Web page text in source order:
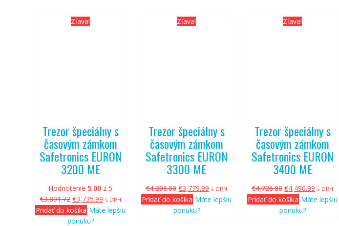
Zľava!
Trezor špeciálny s
časovým zámkom
Safetronics EURON
3200 ME
Hodnotenie 5.00 z 5
€3,891.72 Pôvodná
cena
bola:
€3,735.99 Aktuálna
cena
s DPH
Pridať do košíka Máte lepšiu
ponuku?
Zľava!
Trezor špeciálny s
časovým zámkom
Safetronics EURON
3300 ME
€4,296.00Pôvodná
cena
bola:
€3,779.99 Aktuálna
cena
s DPH
Pridať do košíka Máte lepšiu
ponuku?
Zľava!
Trezor špeciálny s
časovým zámkom
Safetronics EURON
3400 ME
€4,726.80Pôvodná
cena
bola:
€4,490.99 Aktuálna
cena
s DPH
Pridať do košíka Máte lepšiu
ponuku?